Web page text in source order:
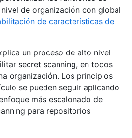
de organización con global
de características de
un proceso de alto nivel
secret scanning, en todos
organización. Los principios
se pueden seguir aplicando
más escalonado de
para repositorios